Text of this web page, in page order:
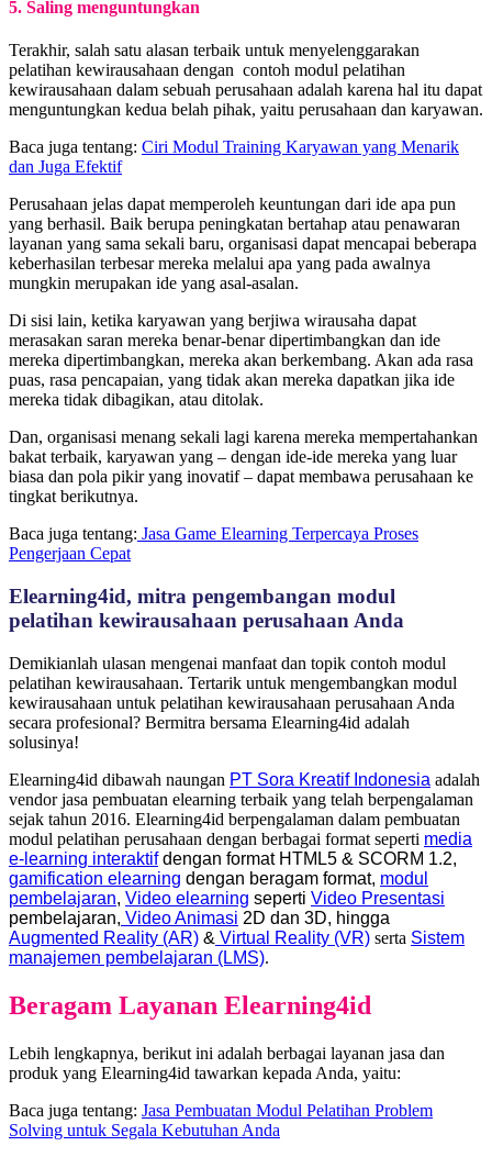
5. Saling menguntungkan
Terakhir, salah satu alasan terbaik untuk menyelenggarakan
pelatihan kewirausahaan dengan contoh modul pelatihan
kewirausahaan dalam sebuah perusahaan adalah karena hal itu dapat
menguntungkan kedua belah pihak, yaitu perusahaan dan karyawan.
Baca juga tentang: Ciri Modul Training Karyawan yang Menarik
dan Juga Efektif
Perusahaan jelas dapat memperoleh keuntungan dari ide apa pun
yang berhasil. Baik berupa peningkatan bertahap atau penawaran
layanan yang sama sekali baru, organisasi dapat mencapai beberapa
keberhasilan terbesar mereka melalui apa yang pada awalnya
mungkin merupakan ide yang asal-asalan.
Di sisi lain, ketika karyawan yang berjiwa wirausaha dapat
merasakan saran mereka benar-benar dipertimbangkan dan ide
mereka dipertimbangkan, mereka akan berkembang. Akan ada rasa
puas, rasa pencapaian, yang tidak akan mereka dapatkan jika ide
mereka tidak dibagikan, atau ditolak.
Dan, organisasi menang sekali lagi karena mereka mempertahankan
bakat terbaik, karyawan yang – dengan ide-ide mereka yang luar
biasa dan pola pikir yang inovatif – dapat membawa perusahaan ke
tingkat berikutnya.
Baca juga tentang: Jasa Game Elearning Terpercaya Proses
Pengerjaan Cepat
Elearning4id, mitra pengembangan modul
pelatihan kewirausahaan perusahaan Anda
Demikianlah ulasan mengenai manfaat dan topik contoh modul
pelatihan kewirausahaan. Tertarik untuk mengembangkan modul
kewirausahaan untuk pelatihan kewirausahaan perusahaan Anda
secara profesional? Bermitra bersama Elearning4id adalah
solusinya!
Elearning4id dibawah naungan PT Sora Kreatif Indonesia adalah
vendor jasa pembuatan elearning terbaik yang telah berpengalaman
sejak tahun 2016. Elearning4id berpengalaman dalam pembuatan
modul pelatihan perusahaan dengan berbagai format seperti media
e-learning interaktifdengan format HTML5 & SCORM 1.2,
gamification elearning dengan beragam format, modul
pembelajaran, Video elearning seperti Video Presentasi
pembelajaran, Video Animasi 2D dan 3D, hingga
Augmented Reality (AR) & Virtual Reality (VR) serta Sistem
manajemen pembelajaran (LMS).
Beragam Layanan Elearning4id
Lebih lengkapnya, berikut ini adalah berbagai layanan jasa dan
produk yang Elearning4id tawarkan kepada Anda, yaitu:
Baca juga tentang: Jasa Pembuatan Modul Pelatihan Problem
Solving untuk Segala Kebutuhan Anda